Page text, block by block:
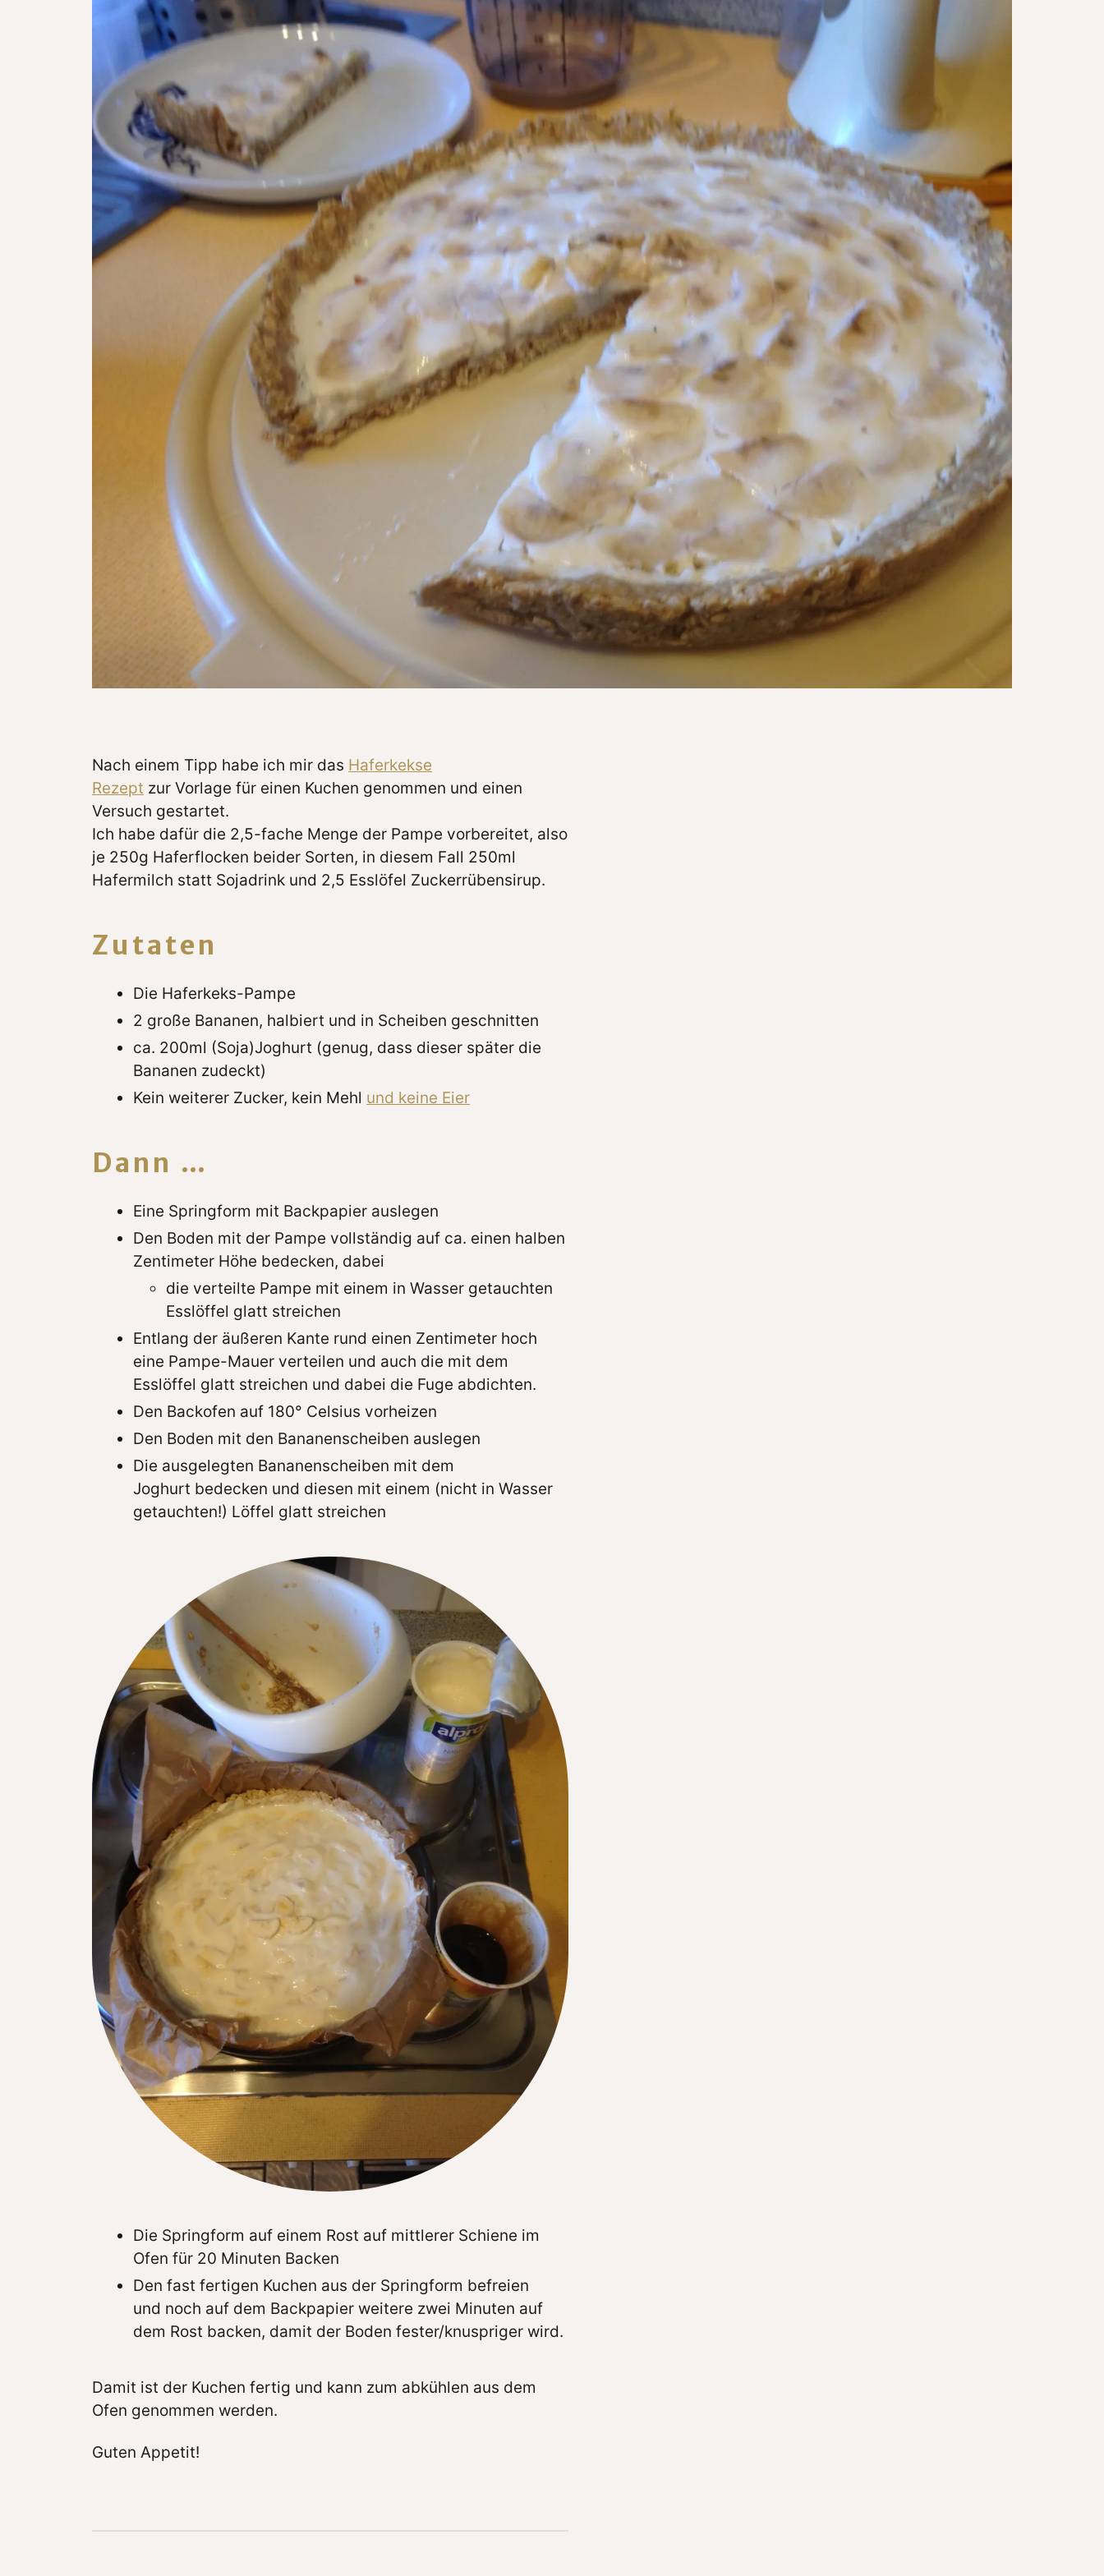
Nach einem Tipp habe ich mir das Haferkekse
Rezept zur Vorlage für einen Kuchen genommen und einen
Versuch gestartet.
Ich habe dafür die 2,5-fache Menge der Pampe vorbereitet, also
je 250g Haferflocken beider Sorten, in diesem Fall 250ml
Hafermilch statt Sojadrink und 2,5 Esslöfel Zuckerrübensirup.
Zutaten
Die Haferkeks-Pampe
2 große Bananen, halbiert und in Scheiben geschnitten
ca. 200ml (Soja)Joghurt (genug, dass dieser später die
Bananen zudeckt)
Kein weiterer Zucker, kein Mehl und keine Eier
Dann …
Eine Springform mit Backpapier auslegen
Den Boden mit der Pampe vollständig auf ca. einen halben
Zentimeter Höhe bedecken, dabei
die verteilte Pampe mit einem in Wasser getauchten
Esslöffel glatt streichen
Entlang der äußeren Kante rund einen Zentimeter hoch
eine Pampe-Mauer verteilen und auch die mit dem
Esslöffel glatt streichen und dabei die Fuge abdichten.
Den Backofen auf 180° Celsius vorheizen
Den Boden mit den Bananenscheiben auslegen
Die ausgelegten Bananenscheiben mit dem
Joghurt bedecken und diesen mit einem (nicht in Wasser
getauchten!) Löffel glatt streichen
Die Springform auf einem Rost auf mittlerer Schiene im
Ofen für 20 Minuten Backen
Den fast fertigen Kuchen aus der Springform befreien
und noch auf dem Backpapier weitere zwei Minuten auf
dem Rost backen, damit der Boden fester/knuspriger wird.
Damit ist der Kuchen fertig und kann zum abkühlen aus dem
Ofen genommen werden.
Guten Appetit!